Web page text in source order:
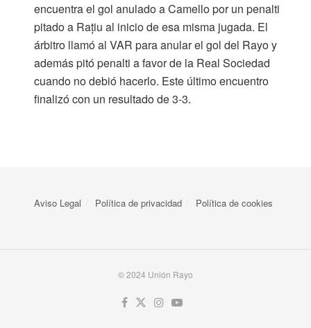
encuentra el gol anulado a Camello por un penalti
pitado a Rațiu al inicio de esa misma jugada. El
árbitro llamó al VAR para anular el gol del Rayo y
además pitó penalti a favor de la Real Sociedad
cuando no debió hacerlo. Este último encuentro
finalizó con un resultado de 3-3.
Aviso Legal Política de privacidad Política de cookies
© 2024 Unión Rayo